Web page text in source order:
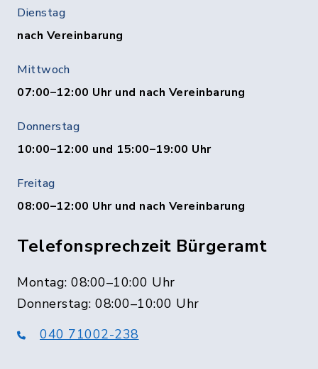
Dienstag
nach Vereinbarung
Mittwoch
07:00–12:00 Uhr und nach Vereinbarung
Donnerstag
10:00–12:00 und 15:00–19:00 Uhr
Freitag
08:00–12:00 Uhr und nach Vereinbarung
Telefonsprechzeit Bürgeramt
Montag: 08:00–10:00 Uhr
Donnerstag: 08:00–10:00 Uhr
040 71002-238